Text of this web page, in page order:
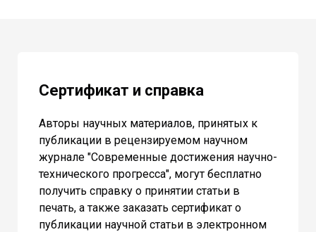
Сертификат и справка
Авторы научных материалов, принятых к
публикации в рецензируемом научном
журнале "Современные достижения научно-
технического прогресса", могут бесплатно
получить справку о принятии статьи в
печать, а также заказать сертификат о
публикации научной статьи в электронном